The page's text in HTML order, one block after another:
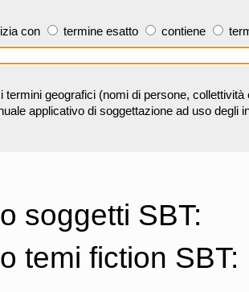
con termine esatto contiene
termini geografici (nomi di persone,
applicativo di soggettazione ad uso degli
soggetti SBT:
temi fiction SBT: